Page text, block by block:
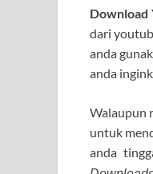
Download
dari
anda
anda
Walaupun
untuk
anda